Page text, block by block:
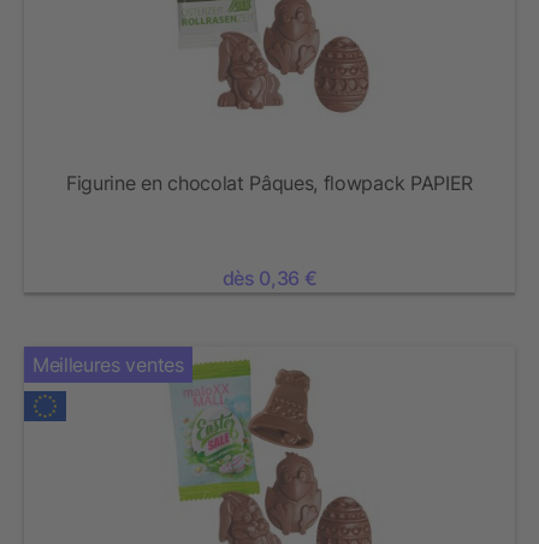
Figurine en chocolat Pâques, flowpack PAPIER
dès 0,36 €
Meilleures ventes